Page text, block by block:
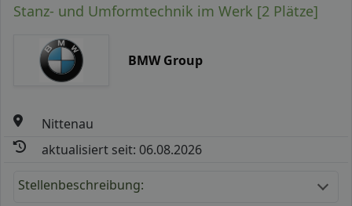
Stanz- und Umformtechnik im Werk [2 Plätze]
BMW Group
Nittenau
aktualisiert seit: 06.08.2026
Stellenbeschreibung: